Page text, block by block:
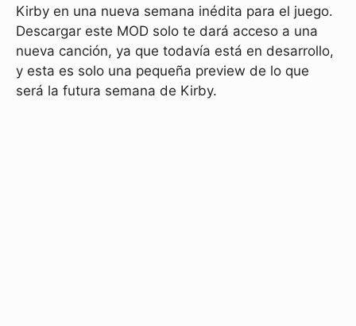
Kirby en una nueva semana inédita para el juego.
Descargar este MOD solo te dará acceso a una
nueva canción, ya que todavía está en desarrollo,
y esta es solo una pequeña preview de lo que
será la futura semana de Kirby.